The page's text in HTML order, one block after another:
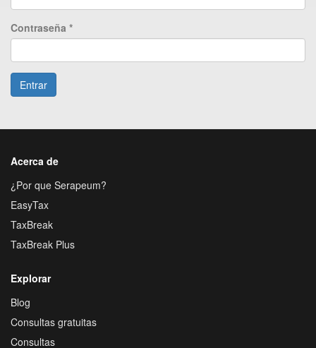
Contraseña *
Entrar
Acerca de
¿Por que Serapeum?
EasyTax
TaxBreak
TaxBreak Plus
Explorar
Blog
Consultas gratuitas
Consultas